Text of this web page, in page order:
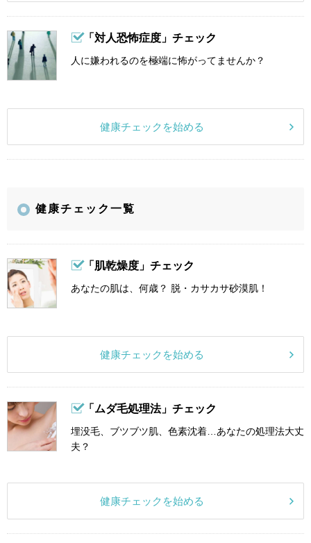
「対人恐怖症度」チェック
人に嫌われるのを極端に怖がってませんか？
健康チェックを始める
健康チェック一覧
「肌乾燥度」チェック
あなたの肌は、何歳？ 脱・カサカサ砂漠肌！
健康チェックを始める
「ムダ毛処理法」チェック
埋没毛、ブツブツ肌、色素沈着…あなたの処理法大丈
夫？
健康チェックを始める